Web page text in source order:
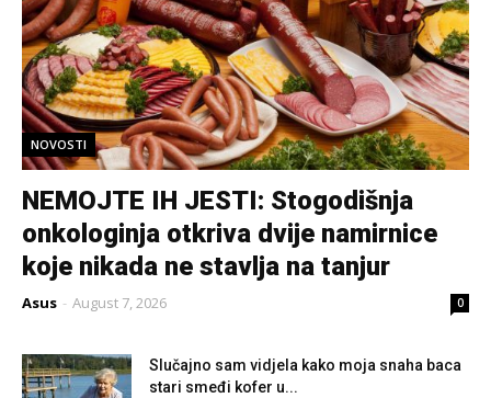
NOVOSTI
NEMOJTE IH JESTI: Stogodišnja
onkologinja otkriva dvije namirnice
koje nikada ne stavlja na tanjur
Asus - August 7, 2026 0
Slučajno sam vidjela kako moja snaha baca
stari smeđi kofer u...